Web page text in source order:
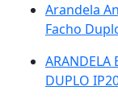
Arandela
Facho
ARANDELA
DUPLO